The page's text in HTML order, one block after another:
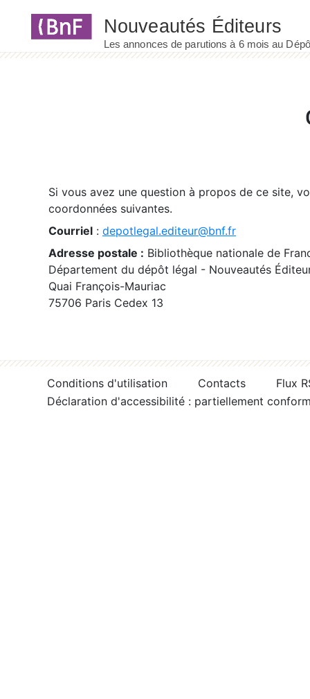
Si vous avez une question à propos de ce site,
coordonnées suivantes.
Courriel : depotlegal.editeur@bnf.fr
Adresse postale : Bibliothèque nationale de
Département du dépôt légal - Nouveautés
Quai François-Mauriac
75706 Paris Cedex 13
Conditions d'utilisation Contacts
Flux
Déclaration d'accessibilité : partiellement